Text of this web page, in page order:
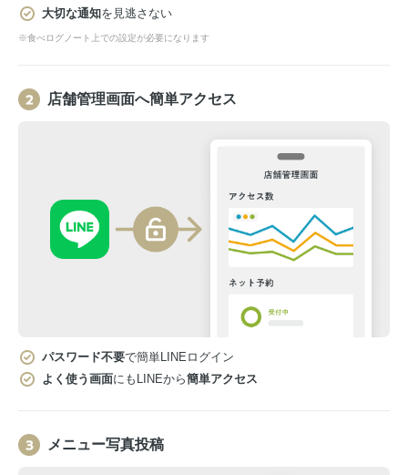
大切な通知を見逃さない
※食べログノート上での設定が必要になります
店舗管理画面へ簡単アクセス
パスワード不要で簡単LINEログイン
よく使う画面にもLINEから簡単アクセス
メニュー写真投稿